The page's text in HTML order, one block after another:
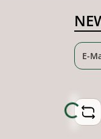
Loading...